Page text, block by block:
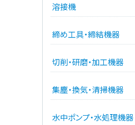
溶接機
締め工具・締結機器
切削・研磨・加工機器
集塵・換気・清掃機器
水中ポンプ・水処理機器